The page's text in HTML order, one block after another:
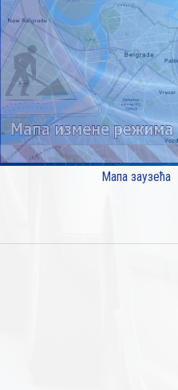
Мапа заузећа